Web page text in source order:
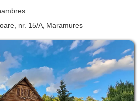
nr. 15/A, Maramures